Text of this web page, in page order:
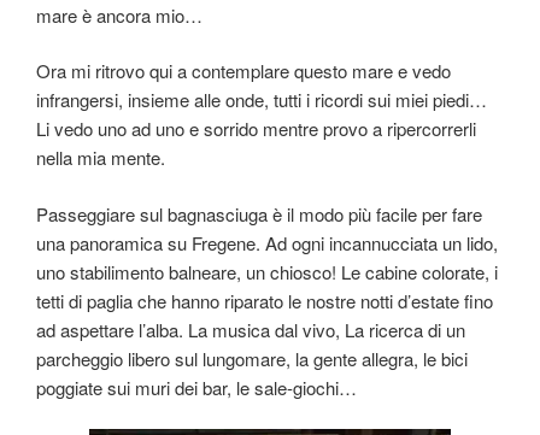
mare è ancora mio…
Ora mi ritrovo qui a contemplare questo mare e vedo
infrangersi, insieme alle onde, tutti i ricordi sui miei piedi…
Li vedo uno ad uno e sorrido mentre provo a ripercorrerli
nella mia mente.
Passeggiare sul bagnasciuga è il modo più facile per fare
una panoramica su Fregene. Ad ogni incannucciata un lido,
uno stabilimento balneare, un chiosco! Le cabine colorate, i
tetti di paglia che hanno riparato le nostre notti d’estate fino
ad aspettare l’alba. La musica dal vivo, La ricerca di un
parcheggio libero sul lungomare, la gente allegra, le bici
poggiate sui muri dei bar, le sale-giochi…